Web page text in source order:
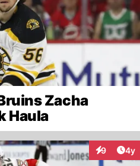
Zacha
Haula
9 4y